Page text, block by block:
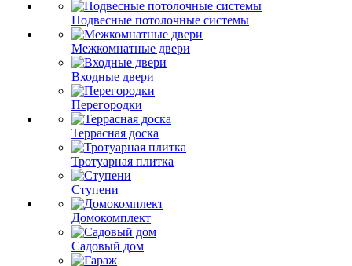
Подвесные потолочные системы
Межкомнатные двери
Входные двери
Перегородки
Террасная доска
Тротуарная плитка
Ступени
Домокомплект
Садовый дом